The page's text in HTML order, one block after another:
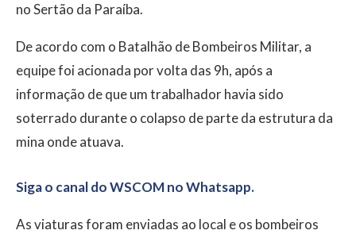
no Sertão da Paraíba.
De acordo com o Batalhão de Bombeiros Militar, a
equipe foi acionada por volta das 9h, após a
informação de que um trabalhador havia sido
soterrado durante o colapso de parte da estrutura da
mina onde atuava.
Siga o canal do WSCOM no Whatsapp.
As viaturas foram enviadas ao local e os bombeiros